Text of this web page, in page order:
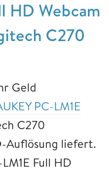
HD Webcam
C270
Geld
PC-LM1E
C270
Auflösung liefert.
Full HD